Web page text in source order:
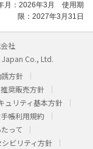
月：2026年3月 使用期
限：2027年3月31日
社
Co., Ltd.
方針
奨販売方針
ュリティ基本方針
帳利用規約
って
ビリティ方針